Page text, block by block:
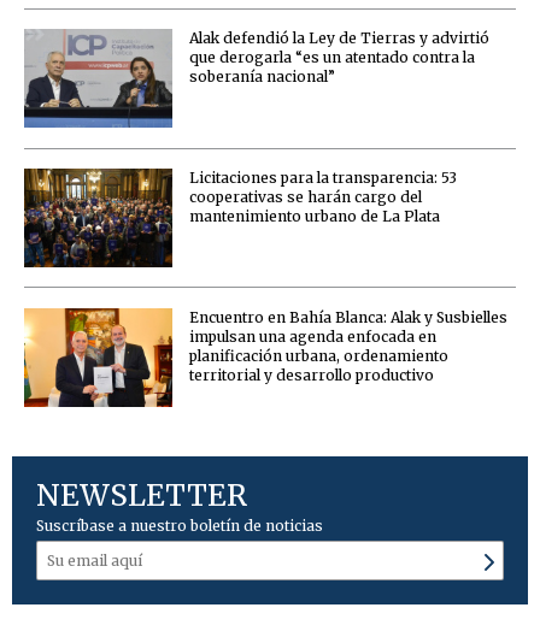
Alak defendió la Ley de Tierras y advirtió
que derogarla “es un atentado contra la
soberanía nacional”
Licitaciones para la transparencia: 53
cooperativas se harán cargo del
mantenimiento urbano de La Plata
Encuentro en Bahía Blanca: Alak y Susbielles
impulsan una agenda enfocada en
planificación urbana, ordenamiento
territorial y desarrollo productivo
NEWSLETTER
Suscríbase a nuestro boletín de noticias